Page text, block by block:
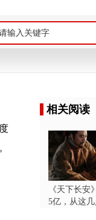
相关阅读
《天下长安
5亿，从这